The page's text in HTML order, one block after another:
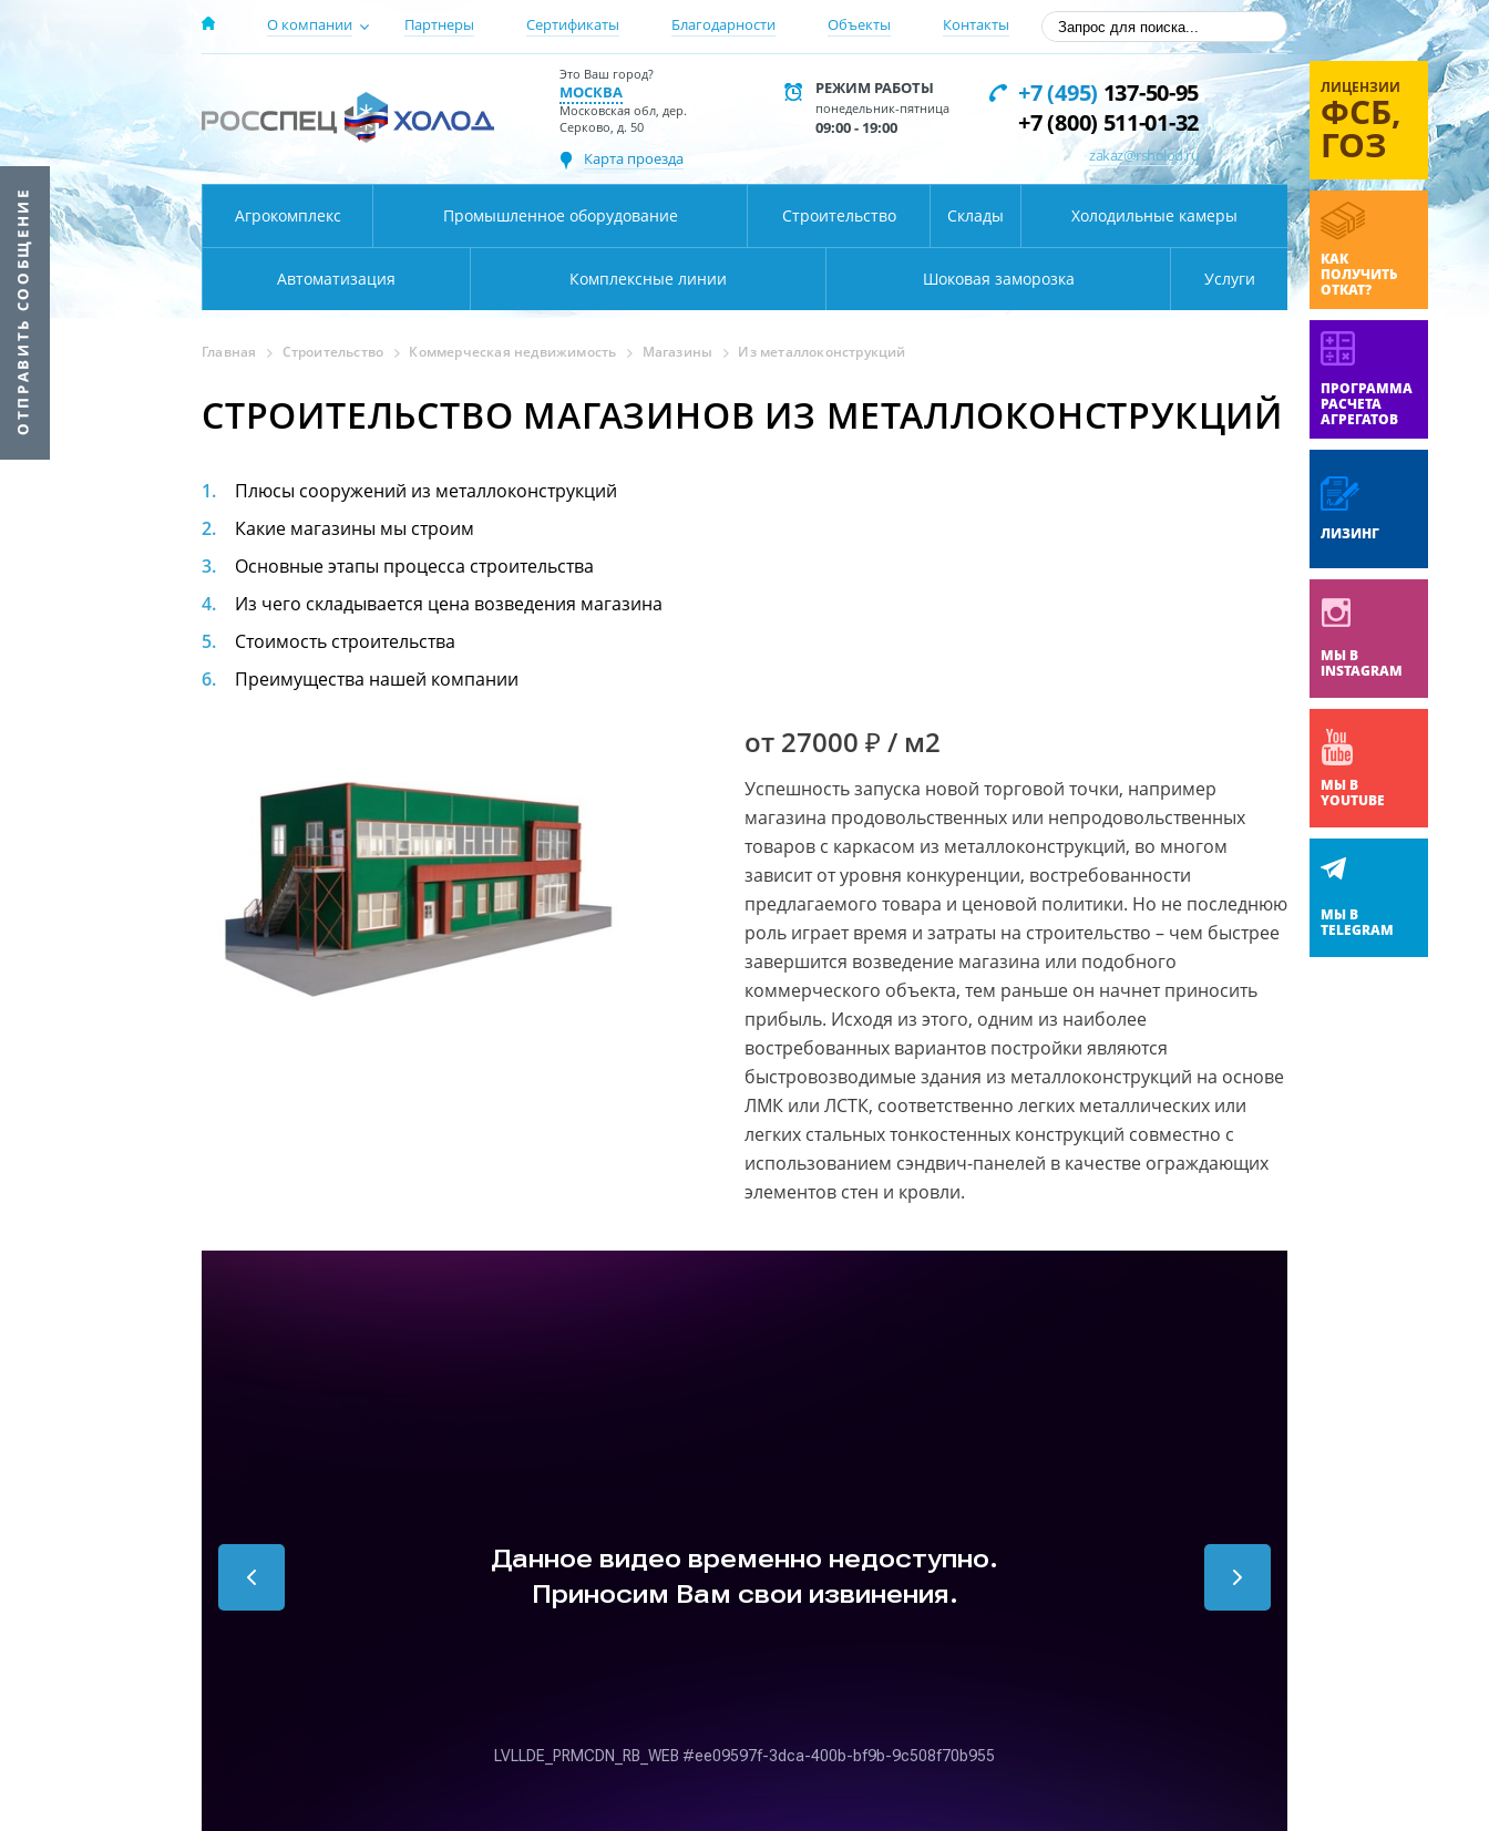
О компании Партнеры Сертификаты Благодарности Объекты Контакты
Это Ваш город?
МОСКВА
Московская обл, дер.
Серково, д. 50
Карта проезда
РЕЖИМ РАБОТЫ
понедельник-пятница
09:00 - 19:00
+7 (495) 137-50-95
+7 (800) 511-01-32
zakaz@rsholod.ru
Агрокомплекс Промышленное оборудование Строительство Склады Холодильные камеры
Автоматизация Комплексные линии Шоковая заморозка Услуги
ЛИЦЕНЗИИ
ФСБ,
ГОЗ
КАК
ПОЛУЧИТЬ
ОТКАТ?
ПРОГРАММА
РАСЧЕТА
АГРЕГАТОВ
ЛИЗИНГ
МЫ В
INSTAGRAM
МЫ В
YOUTUBE
МЫ В
TELEGRAM
Главная Строительство Коммерческая недвижимость Магазины Из металлоконструкций
СТРОИТЕЛЬСТВО МАГАЗИНОВ ИЗ МЕТАЛЛОКОНСТРУКЦИЙ
Плюсы сооружений из металлоконструкций
Какие магазины мы строим
Основные этапы процесса строительства
Из чего складывается цена возведения магазина
Стоимость строительства
Преимущества нашей компании
от 27000 ₽ / м2
Успешность запуска новой торговой точки, например
магазина продовольственных или непродовольственных
товаров с каркасом из металлоконструкций, во многом
зависит от уровня конкуренции, востребованности
предлагаемого товара и ценовой политики. Но не последнюю
роль играет время и затраты на строительство – чем быстрее
завершится возведение магазина или подобного
коммерческого объекта, тем раньше он начнет приносить
прибыль. Исходя из этого, одним из наиболее
востребованных вариантов постройки являются
быстровозводимые здания из металлоконструкций на основе
ЛМК или ЛСТК, соответственно легких металлических или
легких стальных тонкостенных конструкций совместно с
использованием сэндвич-панелей в качестве ограждающих
элементов стен и кровли.